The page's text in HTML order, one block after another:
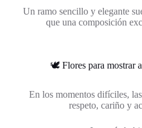
Un ramo sencillo y elegante
que una composición
🕊️ Flores para mostrar
En los momentos difíciles,
respeto, cariño y